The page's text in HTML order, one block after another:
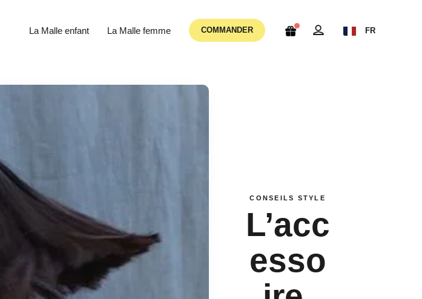
La Malle enfant La Malle femme COMMANDER FR
CONSEILS STYLE
L’acc
esso